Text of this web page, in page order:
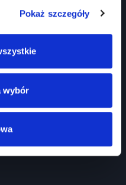
Pokaż szczegóły
wybór